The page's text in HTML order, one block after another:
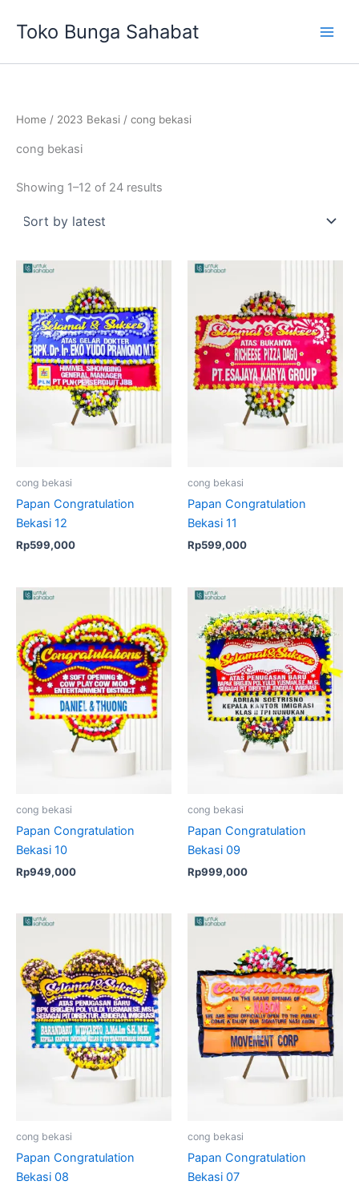
Toko Bunga Sahabat
Home / 2023 Bekasi / cong bekasi
cong bekasi
Showing 1–12 of 24 results
latest
cong bekasi
Papan Congratulation
Bekasi 12
Rp599,000
cong bekasi
Papan Congratulation
Bekasi 11
Rp599,000
cong bekasi
Papan Congratulation
Bekasi 10
Rp949,000
cong bekasi
Papan Congratulation
Bekasi 09
Rp999,000
cong bekasi
Papan Congratulation
Bekasi 08
cong bekasi
Papan Congratulation
Bekasi 07